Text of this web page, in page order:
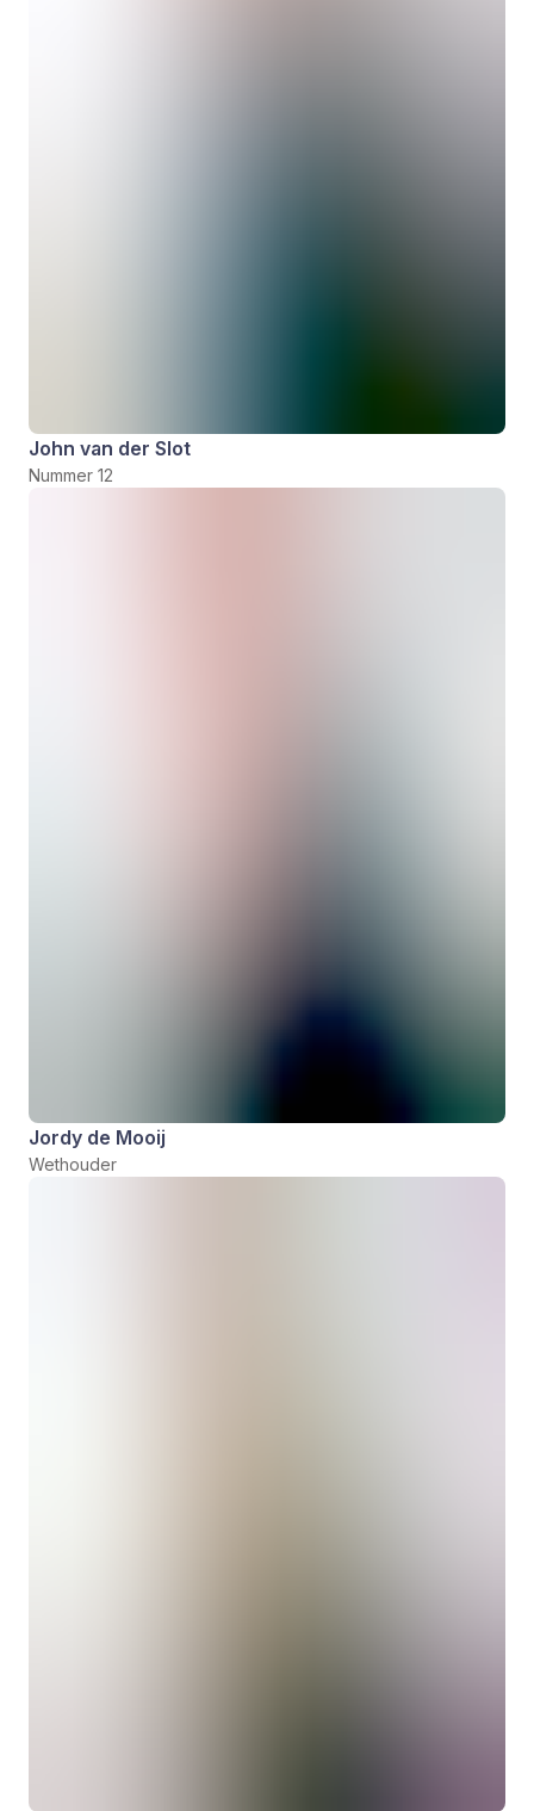
John van der Slot
Nummer 12
Jordy de Mooij
Wethouder